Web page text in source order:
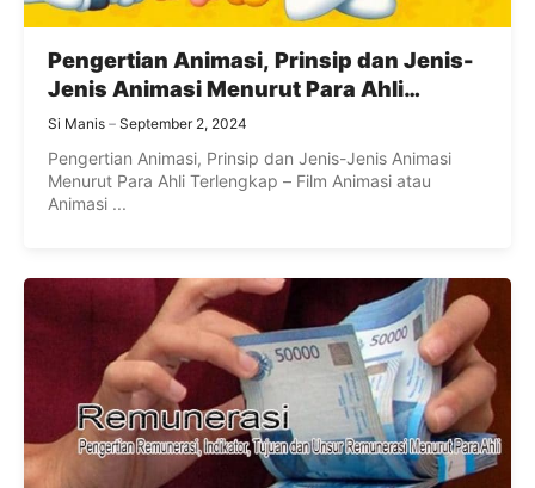
Pengertian Animasi, Prinsip dan Jenis-
Jenis Animasi Menurut Para Ahli
Terlengkap
Si Manis September 2, 2024
Pengertian Animasi, Prinsip dan Jenis-Jenis Animasi
Menurut Para Ahli Terlengkap – Film Animasi atau
Animasi ...